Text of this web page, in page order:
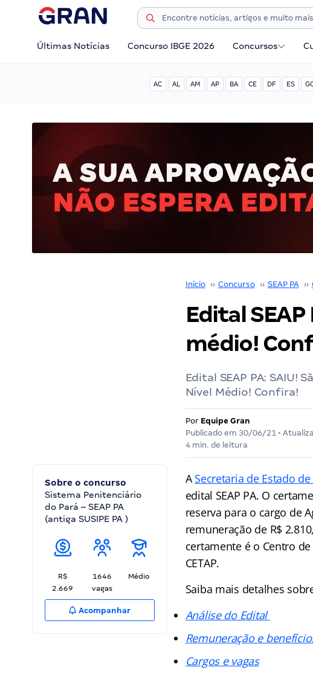
Últimas Notícias Concurso IBGE 2026 Concursos
AC AL AM AP BA CE DF ES
Início ›› Concurso ›› SEAP PA ››
Edital SEAP
médio!
Edital SEAP PA: SAIU!
Nível Médio! Confira!
Por Equipe Gran
Publicado em 30/06/21•
4 min. de leitura
Sobre o concurso
Sistema Penitenciário
do Pará – SEAP PA
(antiga SUSIPE PA )
R$
2.669
1646
vagas
Médio
Acompanhar
ASecretaria de Estado
edital SEAP PA. O
reserva para o cargo de
remuneração de R$
certamente é o Centro
CETAP.
Saiba mais detalhes
Análise do Edital
Remuneração e
Cargos e vagas